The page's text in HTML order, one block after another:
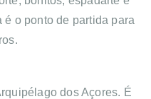
é o ponto de partida para
dos Açores. É